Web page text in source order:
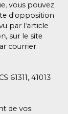
vous pouvez
d'opposition
par l'article
sur le site
courrier
61311, 41013
de vos